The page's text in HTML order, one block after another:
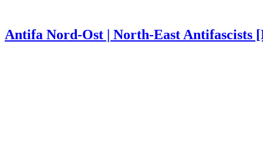
Antifa Nord-Ost | North-East Antifascists